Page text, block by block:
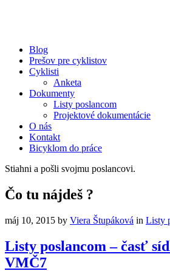
Blog
Prešov pre cyklistov
Cyklisti
Anketa
Dokumenty
Listy poslancom
Projektové dokumentácie
O nás
Kontakt
Bicyklom do práce
Stiahni a pošli svojmu poslancovi.
Čo tu nájdeš ?
máj 10, 2015 by Viera Štupáková in Listy
Listy poslancom – časť
VMČ7